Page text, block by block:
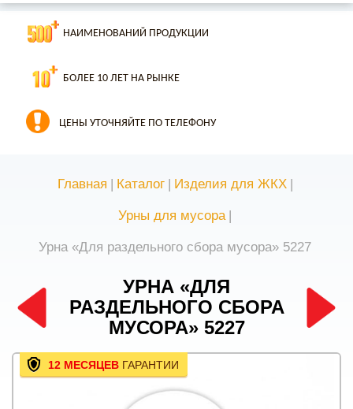
НАИМЕНОВАНИЙ ПРОДУКЦИИ
БОЛЕЕ 10 ЛЕТ НА РЫНКЕ
ЦЕНЫ УТОЧНЯЙТЕ ПО ТЕЛЕФОНУ
Главная | Каталог | Изделия для ЖКХ |
Урны для мусора |
Урна «Для раздельного сбора мусора» 5227
УРНА «ДЛЯ
РАЗДЕЛЬНОГО СБОРА
МУСОРА» 5227
12 МЕСЯЦЕВ ГАРАНТИИ